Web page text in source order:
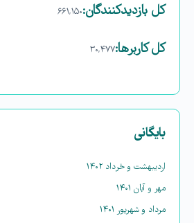
کل بازدیدکنند‌گان:۶۶۱,۱۵۰
کل کاربرها:۳۰,۴۷۷
بایگانی
اردیبهشت و خرداد ۱۴۰۲
مهر و آبان ۱۴۰۱
مرداد و شهریور ۱۴۰۱